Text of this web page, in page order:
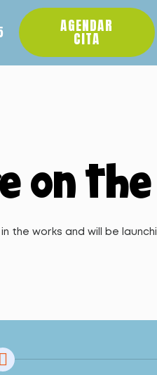
AGENDAR
CITA
on
the works and will be